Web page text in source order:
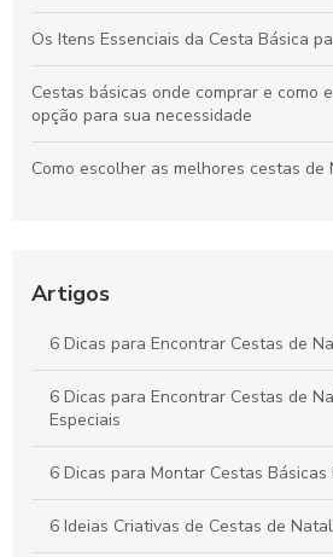
Os Itens Essenciais da Cesta Básica
Cestas básicas onde comprar e como
opção para sua necessidade
Como escolher as melhores cestas de
Como Comprar Cestas Básicas Online
Cestas básicas SP como escolha ideal
alimentação
Artigos
6 Dicas para Encontrar Cestas de
6 Dicas para Encontrar Cestas de
Especiais
6 Dicas para Montar Cestas
6 Ideias Criativas de Cestas de